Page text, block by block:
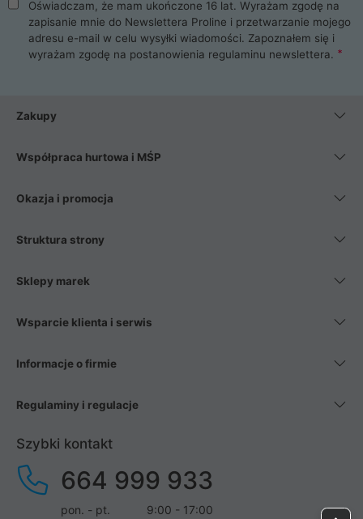
Oświadczam, że mam ukończone 16 lat. Wyrażam zgodę na
zapisanie mnie do Newslettera Proline i przetwarzanie mojego
adresu e-mail w celu wysyłki wiadomości. Zapoznałem się i
wyrażam zgodę na postanowienia regulaminu newslettera.
Zakupy
Współpraca hurtowa i MŚP
Okazja i promocja
Struktura strony
Sklepy marek
Wsparcie klienta i serwis
Informacje o firmie
Regulaminy i regulacje
Szybki kontakt
664 999 933
pon. - pt.
9:00 - 17:00